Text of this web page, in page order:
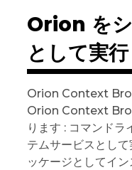
Orion を
として実行
Orion Context
Orion Context
ります : コマンドラ
テムサービスとし
ッケージとしてイ